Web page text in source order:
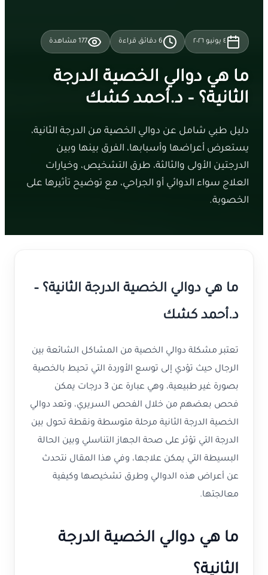
٤ يونيو ٢٠٢٦ 6 دقائق قراءة 177 مشاهدة
ما هي دوالي الخصية الدرجة
الثانية؟ – د.أحمد كشك
دليل طبي شامل عن دوالي الخصية من الدرجة الثانية،
يستعرض أعراضها وأسبابها، الفرق بينها وبين
الدرجتين الأولى والثالثة، طرق التشخيص، وخيارات
العلاج سواء الدوائي أو الجراحي، مع توضيح تأثيرها على
الخصوبة.
ما هي دوالي الخصية الدرجة الثانية؟ –
د.أحمد كشك
تعتبر مشكلة دوالي الخصية من المشاكل الشائعة بين
الرجال حيث تؤدي إلى توسع الأوردة التي تحيط بالخصية
بصورة غير طبيعية، وهي عبارة عن 3 درجات يمكن
فحص بعضهم من خلال الفحص السريري، وتعد دوالي
الخصية الدرجة الثانية مرحلة متوسطة ونقطة تحول بين
الدرجة التي تؤثر على صحة الجهاز التناسلي وبين الحالة
البسيطة التي يمكن علاجها، وفي هذا المقال نتحدث
عن أعراض هذه الدوالي وطرق تشخيصها وكيفية
معالجتها.
ما هي دوالي الخصية الدرجة
الثانية؟